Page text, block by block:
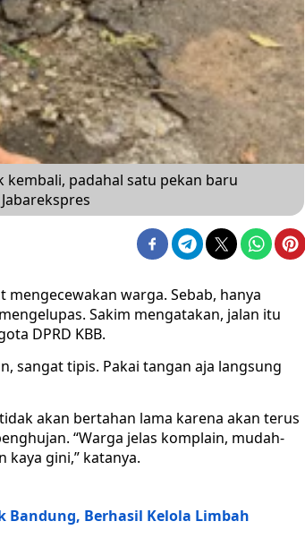
kembali, padahal satu pekan baru
warga. Sebab, hanya
Sakim mengatakan, jalan itu
DPRD KBB.
sangat tipis. Pakai tangan aja langsung
akan bertahan lama karena akan terus
“Warga jelas komplain, mudah-
kaya gini,” katanya.
Bandung, Berhasil Kelola Limbah